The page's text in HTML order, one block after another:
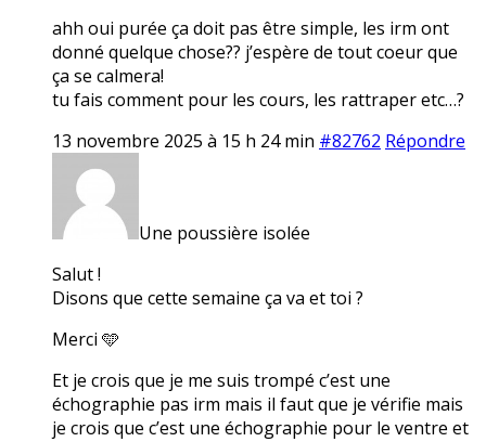
ahh oui purée ça doit pas être simple, les irm ont
donné quelque chose?? j’espère de tout coeur que
ça se calmera!
tu fais comment pour les cours, les rattraper etc…?
13 novembre 2025 à 15 h 24 min #82762 Répondre
Une poussière isolée
Salut !
Disons que cette semaine ça va et toi ?
Merci 🩵
Et je crois que je me suis trompé c’est une
échographie pas irm mais il faut que je vérifie mais
je crois que c’est une échographie pour le ventre et